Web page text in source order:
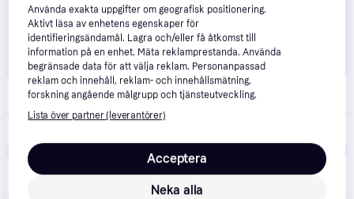
Amazon
Teknikproffset
49 kr frakt
Använda exakta uppgifter om geografisk positionering.
Aktivt läsa av enhetens egenskaper för
identifieringsändamål. Lagra och/eller få åtkomst till
information på en enhet. Mäta reklamprestanda. Använda
begränsade data för att välja reklam. Personanpassad
reklam och innehåll, reklam- och innehållsmätning,
forskning angående målgrupp och tjänsteutveckling.
Lista över partner (leverantörer)
Neka alla
Acceptera